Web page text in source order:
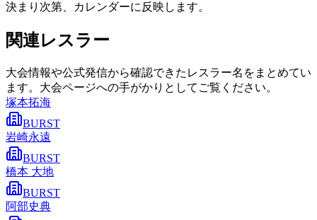
決まり次第、カレンダーに反映します。
関連レスラー
大会情報や公式発信から確認できたレスラー名をまとめてい
ます。大会ページへの手がかりとしてご覧ください。
塚本拓海
BURST
岩崎永遠
BURST
橋本 大地
BURST
阿部史典